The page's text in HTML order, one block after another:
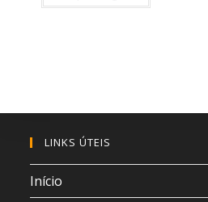
LINKS ÚTEIS
Início